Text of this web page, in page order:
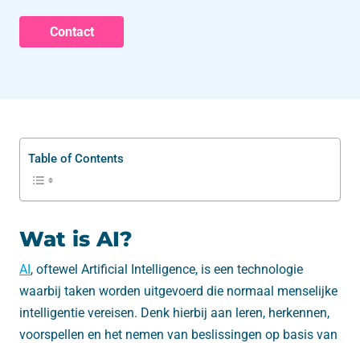
Contact
Table of Contents
Wat is AI?
AI, oftewel Artificial Intelligence, is een technologie
waarbij taken worden uitgevoerd die normaal menselijke
intelligentie vereisen. Denk hierbij aan leren, herkennen,
voorspellen en het nemen van beslissingen op basis van